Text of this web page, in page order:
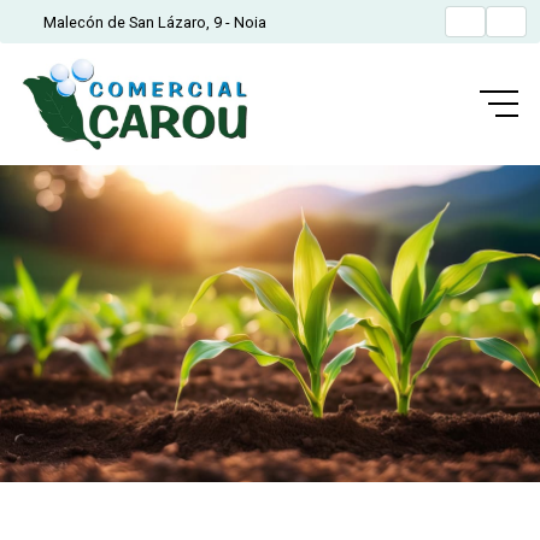
Malecón de San Lázaro, 9 - Noia